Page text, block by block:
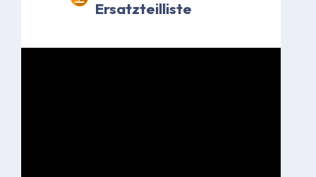
Ersatzteilliste